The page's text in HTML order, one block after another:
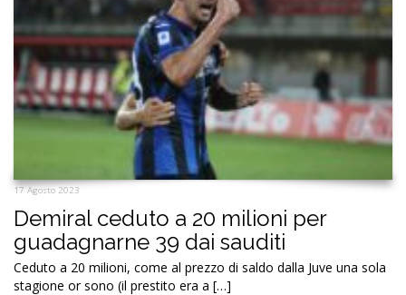
17 Agosto 2023
Demiral ceduto a 20 milioni per
guadagnarne 39 dai sauditi
Ceduto a 20 milioni, come al prezzo di saldo dalla Juve una sola
stagione or sono (il prestito era a […]